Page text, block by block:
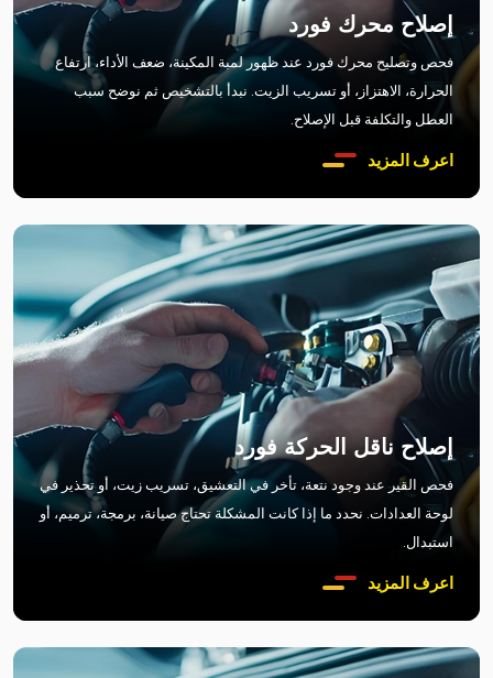
إصلاح محرك فورد
فحص وتصليح محرك فورد عند ظهور لمبة المكينة، ضعف الأداء، ارتفاع
الحرارة، الاهتزاز، أو تسريب الزيت. نبدأ بالتشخيص ثم نوضح سبب
العطل والتكلفة قبل الإصلاح.
اعرف المزيد
إصلاح ناقل الحركة فورد
فحص القير عند وجود نتعة، تأخر في التعشيق، تسريب زيت، أو تحذير في
لوحة العدادات. نحدد ما إذا كانت المشكلة تحتاج صيانة، برمجة، ترميم، أو
استبدال.
اعرف المزيد